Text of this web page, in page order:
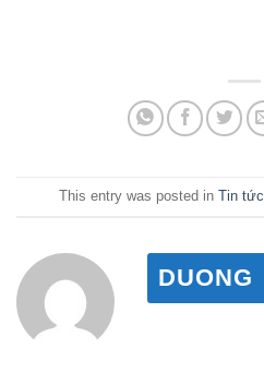
This entry was posted in Tin tức
DUONG